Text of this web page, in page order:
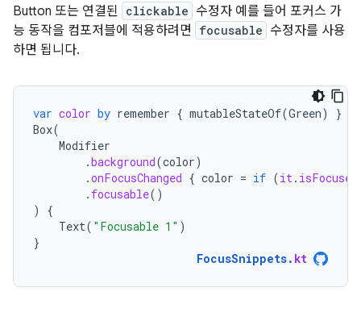
Button 또는 연결된 clickable 수정자 예를 들어 포커스 가
능 동작을 컴포저블에 적용하려면
focusable 수정자를 사용
하면 됩니다.
var color by remember { mutableStateOf(Green)
}
Box(
Modifier
.background(color)
.onFocusChanged { color = if (it. isFocused
. focusable()
)
{
Text( "Focusable 1" )
}
FocusSnippets. kt